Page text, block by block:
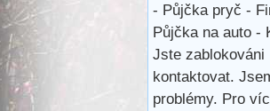
- Půjčka pryč -
Půjčka na auto -
Jste zablokováni
kontaktovat.
problémy. Pro